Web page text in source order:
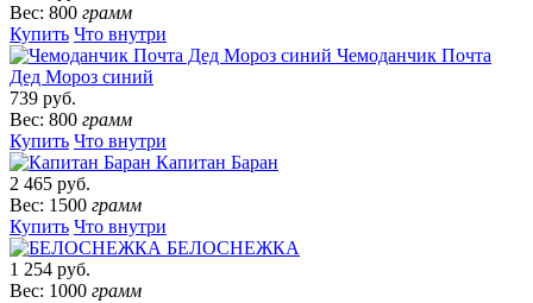
Вес: 800 грамм
Купить Что внутри
Чемоданчик Почта
Дед Мороз синий
739 руб.
Вес: 800 грамм
Купить Что внутри
Капитан Баран
2 465 руб.
Вес: 1500 грамм
Купить Что внутри
БЕЛОСНЕЖКА
1 254 руб.
Вес: 1000 грамм